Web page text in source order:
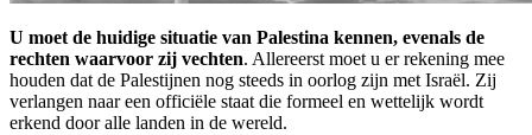
U moet de huidige situatie van Palestina kennen, evenals de
rechten waarvoor zij vechten. Allereerst moet u er rekening mee
houden dat de Palestijnen nog steeds in oorlog zijn met Israël. Zij
verlangen naar een officiële staat die formeel en wettelijk wordt
erkend door alle landen in de wereld.